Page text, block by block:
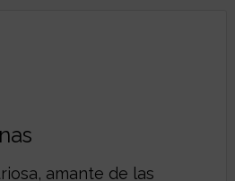
amante de las